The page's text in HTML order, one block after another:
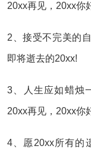
20xx再见，20xx你
2、接受不完美的
即将逝去的20xx!
3、人生应如蜡烛
20xx再见，20xx你
4、愿20xx所有的